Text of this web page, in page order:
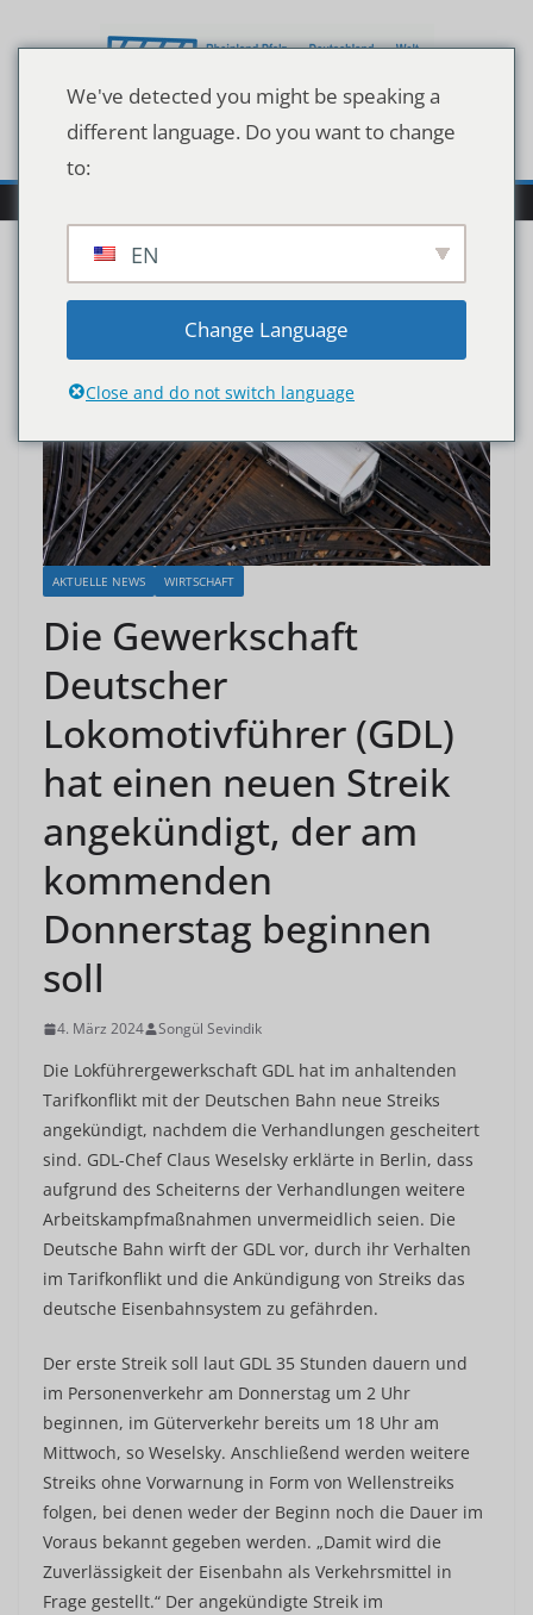
Inhalt
AKTUELLE NEWS WIRTSCHAFT
Die Gewerkschaft
Deutscher
Lokomotivführer (GDL)
hat einen neuen Streik
angekündigt, der am
kommenden
Donnerstag beginnen
soll
4. März 2024 Songül Sevindik
Die Lokführergewerkschaft GDL hat im anhaltenden
Tarifkonflikt mit der Deutschen Bahn neue Streiks
angekündigt, nachdem die Verhandlungen gescheitert
sind. GDL-Chef Claus Weselsky erklärte in Berlin, dass
aufgrund des Scheiterns der Verhandlungen weitere
Arbeitskampfmaßnahmen unvermeidlich seien. Die
Deutsche Bahn wirft der GDL vor, durch ihr Verhalten
im Tarifkonflikt und die Ankündigung von Streiks das
deutsche Eisenbahnsystem zu gefährden.
Der erste Streik soll laut GDL 35 Stunden dauern und
im Personenverkehr am Donnerstag um 2 Uhr
beginnen, im Güterverkehr bereits um 18 Uhr am
Mittwoch, so Weselsky. Anschließend werden weitere
Streiks ohne Vorwarnung in Form von Wellenstreiks
folgen, bei denen weder der Beginn noch die Dauer im
Voraus bekannt gegeben werden. „Damit wird die
Zuverlässigkeit der Eisenbahn als Verkehrsmittel in
Frage gestellt.“ Der angekündigte Streik im
We've detected you might be speaking a
different language. Do you want to change
to:
EN
Change Language
Close and do not switch language